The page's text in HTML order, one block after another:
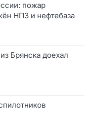
пожар
НПЗ и нефтебаза
Брянска доехал